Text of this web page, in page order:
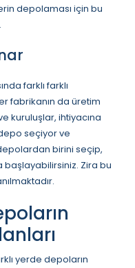
depolaması için bu
farklı farklı
fabrikanın da üretim
kuruluşlar, ihtiyacına
seçiyor ve
birini seçip,
başlayabilirsiniz. Zira bu
yerde depoların